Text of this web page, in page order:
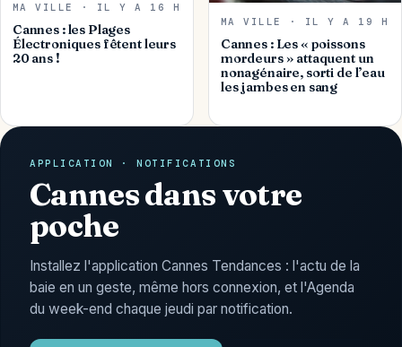
MA VILLE · IL Y A 16 H
Cannes : les Plages
Électroniques fêtent leurs
20 ans !
MA VILLE · IL Y A 19 H
Cannes : Les « poissons
mordeurs » attaquent un
nonagénaire, sorti de l’eau
les jambes en sang
APPLICATION · NOTIFICATIONS
Cannes dans votre
poche
Installez l'application Cannes Tendances : l'actu de la
baie en un geste, même hors connexion, et l'Agenda
du week-end chaque jeudi par notification.